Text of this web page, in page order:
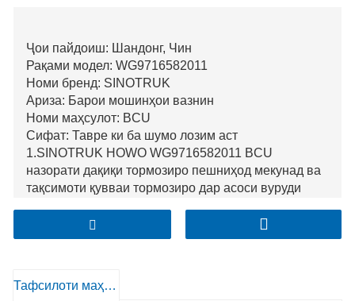
Ҷои пайдоиш: Шандонг, Чин
Рақами модел: WG9716582011
Номи бренд: SINOTRUK
Ариза: Барои мошинҳои вазнин
Номи маҳсулот: BCU
Сифат: Тавре ки ба шумо лозим аст
1.SINOTRUK HOWO WG9716582011 BCU
назорати дақиқи тормозиро пешниҳод мекунад ва
тақсимоти қувваи тормозиро дар асоси вуруди
автомобил оптимизатсия мекунад.
2.Бо мутобиқати аъло, он ба таври бефосила бо
дохили меъмории боздории мошин таъмин
Тафсилоти маҳсулот